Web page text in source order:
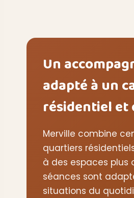
Un
adapté à un
résidentiel et
Merville combine
quartiers
à des espaces plus
séances sont
situations du